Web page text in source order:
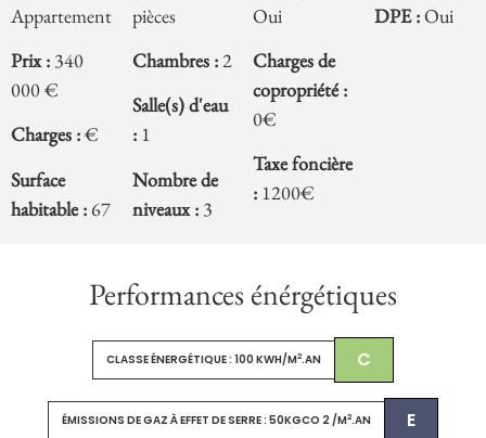
Appartement
Prix : 340
000 €
Charges :€
Surface
habitable :67
pièces
Chambres :2
Salle(s) d'eau
:1
Nombre de
niveaux :3
Oui
Charges de
copropriété :
0€
Taxe foncière
: 1200€
DPE :Oui
Performances énérgétiques
CLASSE ÉNERGÉTIQUE : 100 KWH/M2.AN C
ÉMISSIONS DE GAZ À EFFET DE SERRE : 50KGCO 2 /M2.AN E